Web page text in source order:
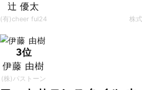
辻 優太
(有)cheer ful24 株
3位
伊藤 由樹
(株)パストーン